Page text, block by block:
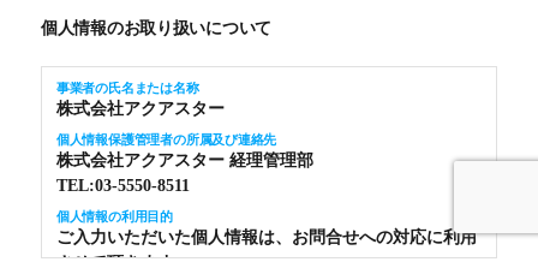
個人情報のお取り扱いについて
事業者の氏名または名称
株式会社アクアスター
個人情報保護管理者の所属及び連絡先
株式会社アクアスター 経理管理部
TEL:03-5550-8511
個人情報の利用目的
ご入力いただいた個人情報は、お問合せへの対応に利用